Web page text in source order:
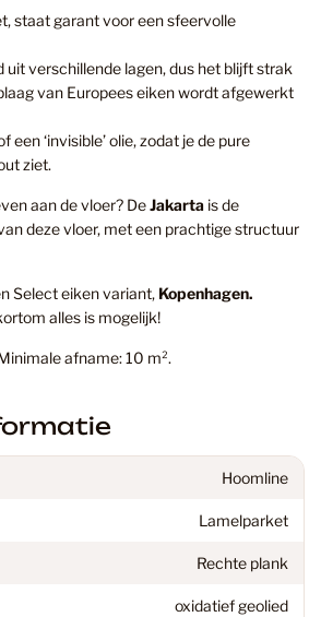
staat garant voor een sfeervolle
uit verschillende lagen, dus het blijft strak
van Europees eiken wordt afgewerkt
een ‘invisible’ olie, zodat je de pure
ziet.
aan de vloer? DeJakarta is de
deze vloer, met een prachtige structuur
Select eiken variant, Kopenhagen.
alles is mogelijk!
afname: 10 m².
Hoomline
Lamelparket
Rechte plank
oxidatief geolied